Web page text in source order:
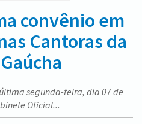
convênio em
Cantoras da
segunda-feira, dia 07 de
Oficial...